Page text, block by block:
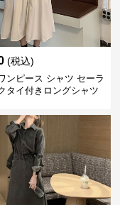
(税込)
ンピース シャツ セーラ
タイ付きロングシャツ